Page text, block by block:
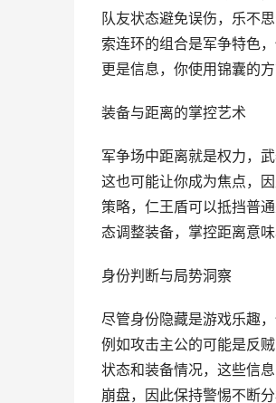
队友状态避免误伤，乐不
索连环的组合是军争特色
更是信息，你使用锦囊的
装备与距离的掌控艺术
军争场中距离就是权力，
这也可能让你成为焦点，
策略，仁王盾可以抵挡普
态调整装备，掌控距离意
身份判断与局势洞察
尽管身份隐藏是游戏乐趣
例如攻击主公的可能是反
状态和装备情况，这些信
崩盘，因此保持警惕不断分